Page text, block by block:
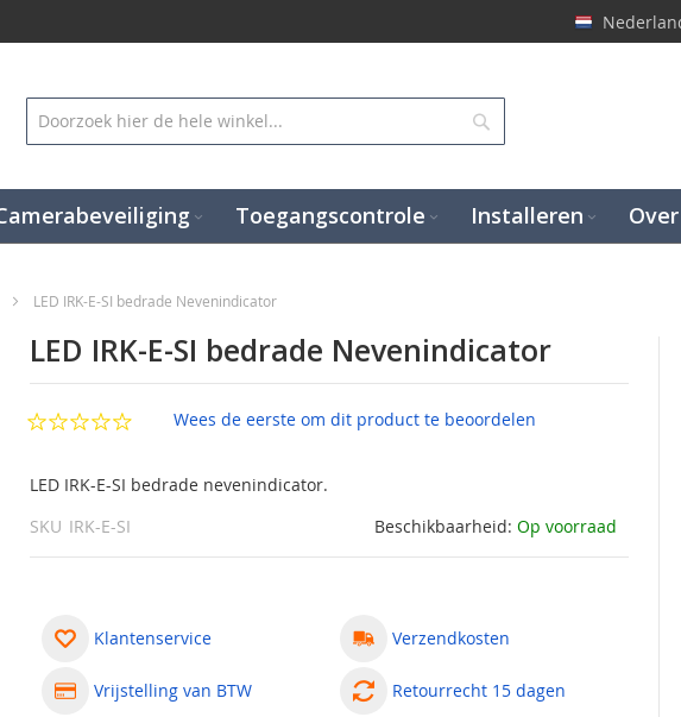
Toegangscontrole Installeren
LED IRK-E-SI bedrade Nevenindicator
LED IRK-E-SI bedrade Nevenindicator
Wees de eerste om dit product te beoordelen
LED IRK-E-SI bedrade nevenindicator.
Beschikbaarheid: Op voorraad
SKU IRK-E-SI
Klantenservice
Vrijstelling van BTW
Verzendkosten
Retourrecht 15 dagen